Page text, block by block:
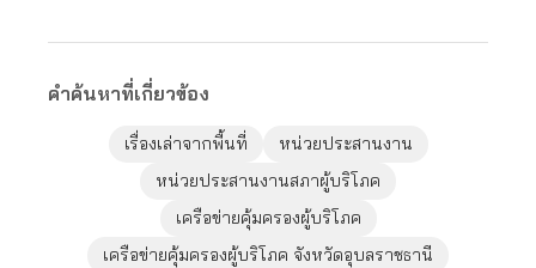
คำค้นหาที่เกี่ยวข้อง
เรื่องเล่าจากพื้นที่
หน่วยประสานงาน
หน่วยประสานงานสภาผู้บริโภค
เครือข่ายคุ้มครองผู้บริโภค
เครือข่ายคุ้มครองผู้บริโภค จังหวัดอุบลราชธานี